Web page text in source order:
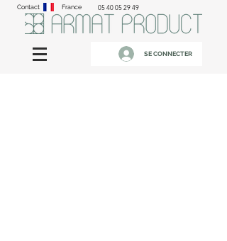
Contact France 05 40 05 29 49
SE CONNECTER